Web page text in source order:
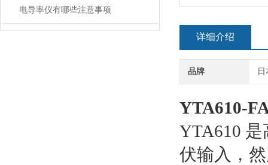
电导率仪有哪些注意事项
详细介绍
品牌
YTA610-
YTA610
伏输入，